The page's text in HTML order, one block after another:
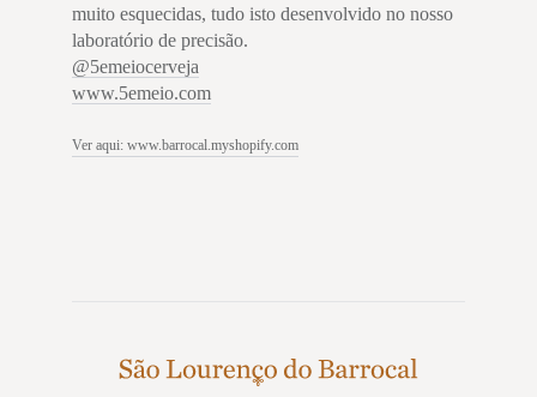
muito esquecidas, tudo isto desenvolvido no nosso
laboratório de precisão.
@5emeiocerveja
www.5emeio.com
Ver aqui: www.barrocal.myshopify.com